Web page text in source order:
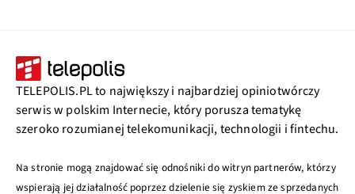
TELEPOLIS.PL to największy i najbardziej opiniotwórczy
serwis w polskim Internecie, który porusza tematykę
szeroko rozumianej telekomunikacji, technologii i fintechu.
Na stronie mogą znajdować się odnośniki do witryn partnerów, którzy
wspierają jej działalność poprzez dzielenie się zyskiem ze sprzedanych